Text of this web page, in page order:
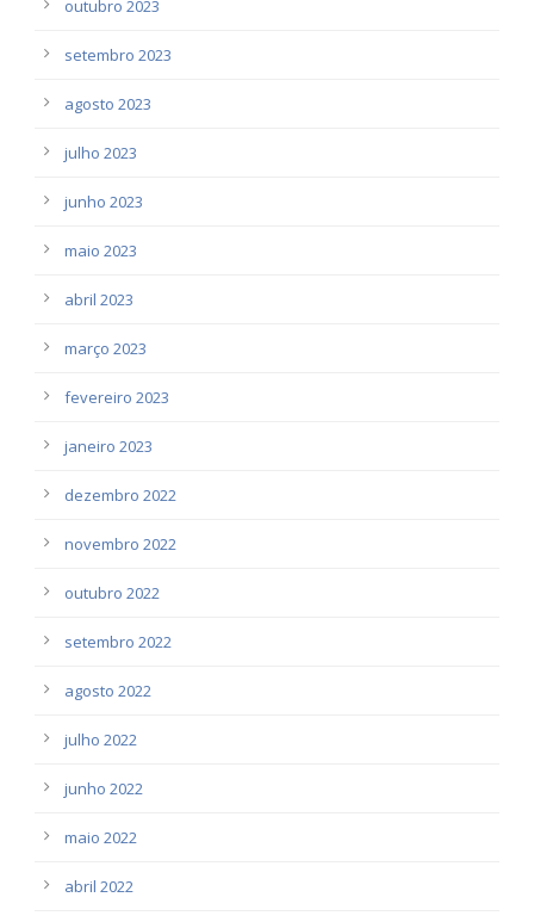
outubro 2023
setembro 2023
agosto 2023
julho 2023
junho 2023
maio 2023
abril 2023
março 2023
fevereiro 2023
janeiro 2023
dezembro 2022
novembro 2022
outubro 2022
setembro 2022
agosto 2022
julho 2022
junho 2022
maio 2022
abril 2022